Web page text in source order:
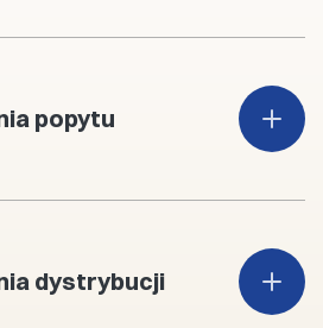
popytu
dystrybucji